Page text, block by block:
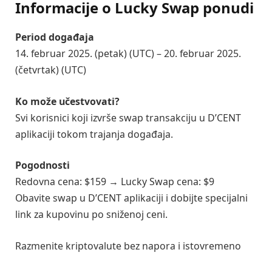
Informacije o Lucky Swap ponudi
Period događaja
14. februar 2025. (petak) (UTC) – 20. februar 2025.
(četvrtak) (UTC)
Ko može učestvovati?
Svi korisnici koji izvrše swap transakciju u D’CENT
aplikaciji tokom trajanja događaja.
Pogodnosti
Redovna cena: $159 → Lucky Swap cena: $9
Obavite swap u D’CENT aplikaciji i dobijte specijalni
link za kupovinu po sniženoj ceni.
Razmenite kriptovalute bez napora i istovremeno